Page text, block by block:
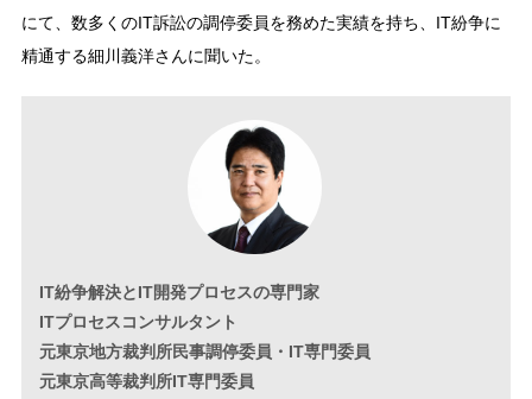
にて、数多くのIT訴訟の調停委員を務めた実績を持ち、IT紛争に
精通する細川義洋さんに聞いた。
IT紛争解決とIT開発プロセスの専門家
ITプロセスコンサルタント
元東京地方裁判所民事調停委員・IT専門委員
元東京高等裁判所IT専門委員